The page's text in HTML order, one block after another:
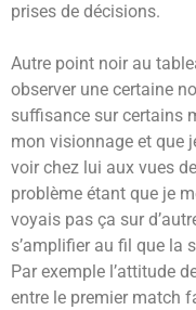
prises de décisions.
Autre point noir au
observer une certaine
suffisance sur certains
mon visionnage et que
voir chez lui aux vues
problème étant que je
voyais pas ça sur
s’amplifier au fil que la
Par exemple l’attitude
entre le premier match